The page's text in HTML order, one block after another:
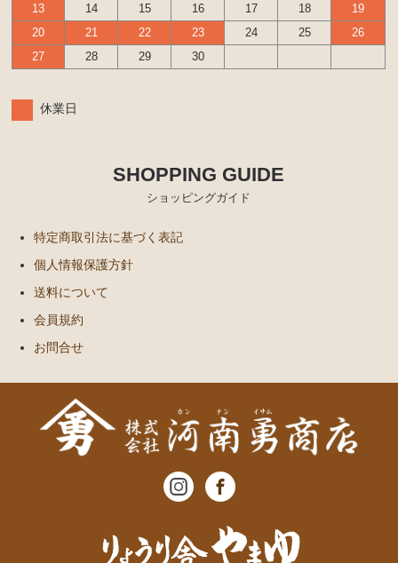
13
14 15 16 17 18
19
20
21 22 23 24 25
26
27
28 29 30
休業日
SHOPPING GUIDE
ショッピングガイド
特定商取引法に基づく表記
個人情報保護方針
送料について
会員規約
お問合せ